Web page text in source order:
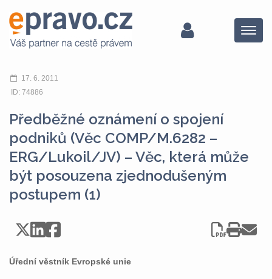
Menu
17. 6. 2011
ID: 74886
Předběžné oznámení o spojení
podniků (Věc COMP/M.6282 –
ERG/Lukoil/JV) – Věc, která může
být posouzena zjednodušeným
postupem (1)
Úřední věstník Evropské unie